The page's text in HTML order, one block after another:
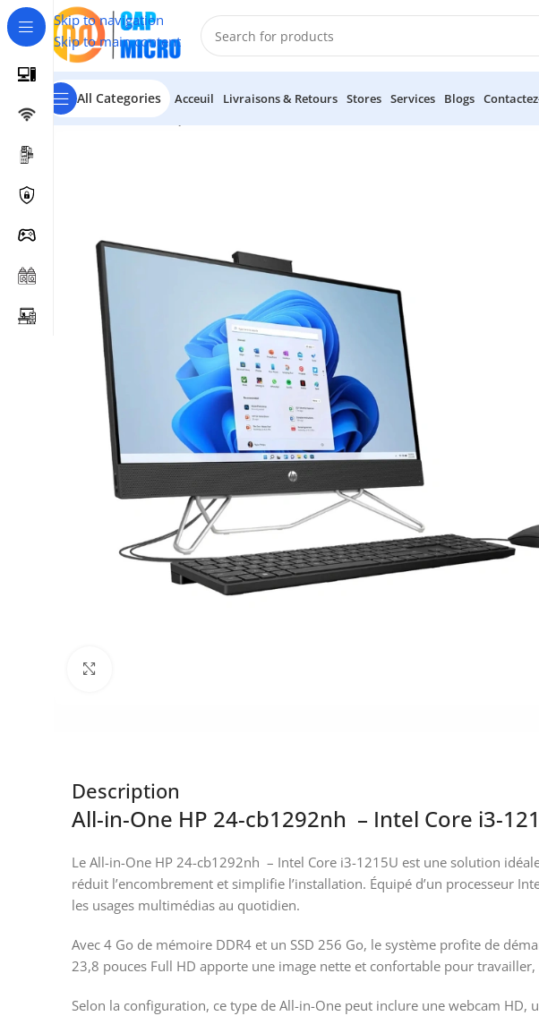
Skip to navigation
Skip to main content
All Categories Acceuil Livraisons & Retours Stores Services Blogs
Accueil/INFORMATIQUE All-in-One HP
Description
All-in-One HP 24-cb1292nh – Intel Core i3-
Le All-in-One HP 24-cb1292nh – Intel Core i3-1215U est une solution
réduit l’encombrement et simplifie l’installation. Équipé d’un processeur
les usages multimédias au quotidien.
Avec 4 Go de mémoire DDR4 et un SSD 256 Go, le système profite de
23,8 pouces Full HD apporte une image nette et confortable pour
Selon la configuration, ce type de All-in-One peut inclure une webcam